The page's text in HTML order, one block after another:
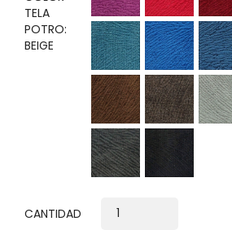
TELA
POTRO:
BEIGE
cobalto
Azul
marino
Azul
acero
Marrón Moro Plata
Plomo
rata
Negro
CANTIDAD